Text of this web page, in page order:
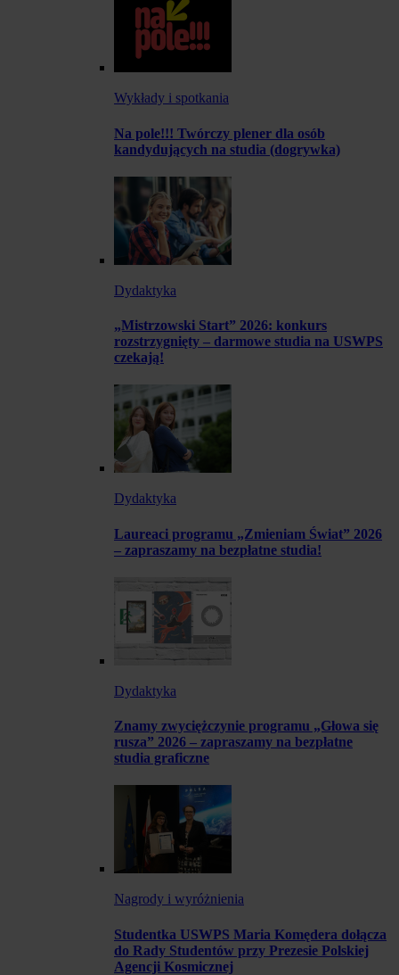
Wykłady i spotkania
Na pole!!! Twórczy plener dla osób
kandydujących na studia (dogrywka)
Dydaktyka
„Mistrzowski Start” 2026: konkurs
rozstrzygnięty – darmowe studia na USWPS
czekają!
Dydaktyka
Laureaci programu „Zmieniam Świat” 2026
– zapraszamy na bezpłatne studia!
Dydaktyka
Znamy zwyciężczynie programu „Głowa się
rusza” 2026 – zapraszamy na bezpłatne
studia graficzne
Nagrody i wyróżnienia
Studentka USWPS Maria Komędera dołącza
do Rady Studentów przy Prezesie Polskiej
Agencji Kosmicznej